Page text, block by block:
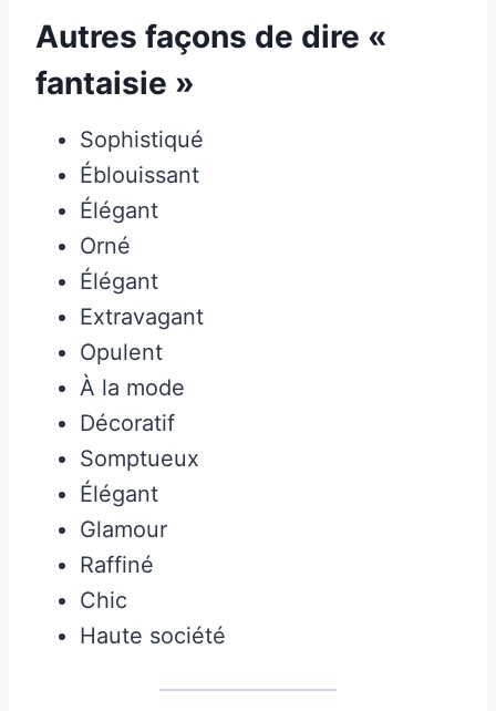
Autres façons de dire «
fantaisie »
Sophistiqué
Éblouissant
Élégant
Orné
Élégant
Extravagant
Opulent
À la mode
Décoratif
Somptueux
Élégant
Glamour
Raffiné
Chic
Haute société